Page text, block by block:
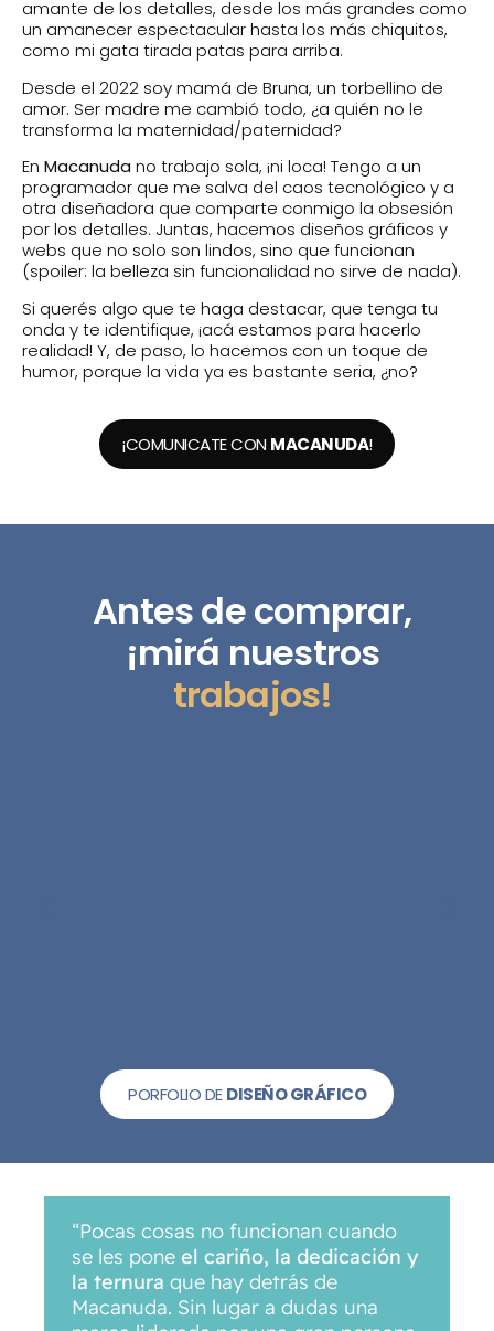
amante de los detalles, desde los más grandes como
un amanecer espectacular hasta los más chiquitos,
como mi gata tirada patas para arriba.
Desde el 2022 soy mamá de Bruna, un torbellino de
amor. Ser madre me cambió todo, ¿a quién no le
transforma la maternidad/paternidad?
En Macanuda no trabajo sola, ¡ni loca! Tengo a un
programador que me salva del caos tecnológico y a
otra diseñadora que comparte conmigo la obsesión
por los detalles. Juntas, hacemos diseños gráficos y
webs que no solo son lindos, sino que funcionan
(spoiler: la belleza sin funcionalidad no sirve de nada).
Si querés algo que te haga destacar, que tenga tu
onda y te identifique, ¡acá estamos para hacerlo
realidad! Y, de paso, lo hacemos con un toque de
humor, porque la vida ya es bastante seria, ¿no?
¡COMUNICATE CON MACANUDA!
Antes de comprar,
¡mirá nuestros
trabajos!
PORFOLIO DEDISEÑO GRÁFICO
“Pocas cosas no funcionan cuando
se les pone el cariño, la dedicación y
la ternura que hay detrás de
Macanuda. Sin lugar a dudas una